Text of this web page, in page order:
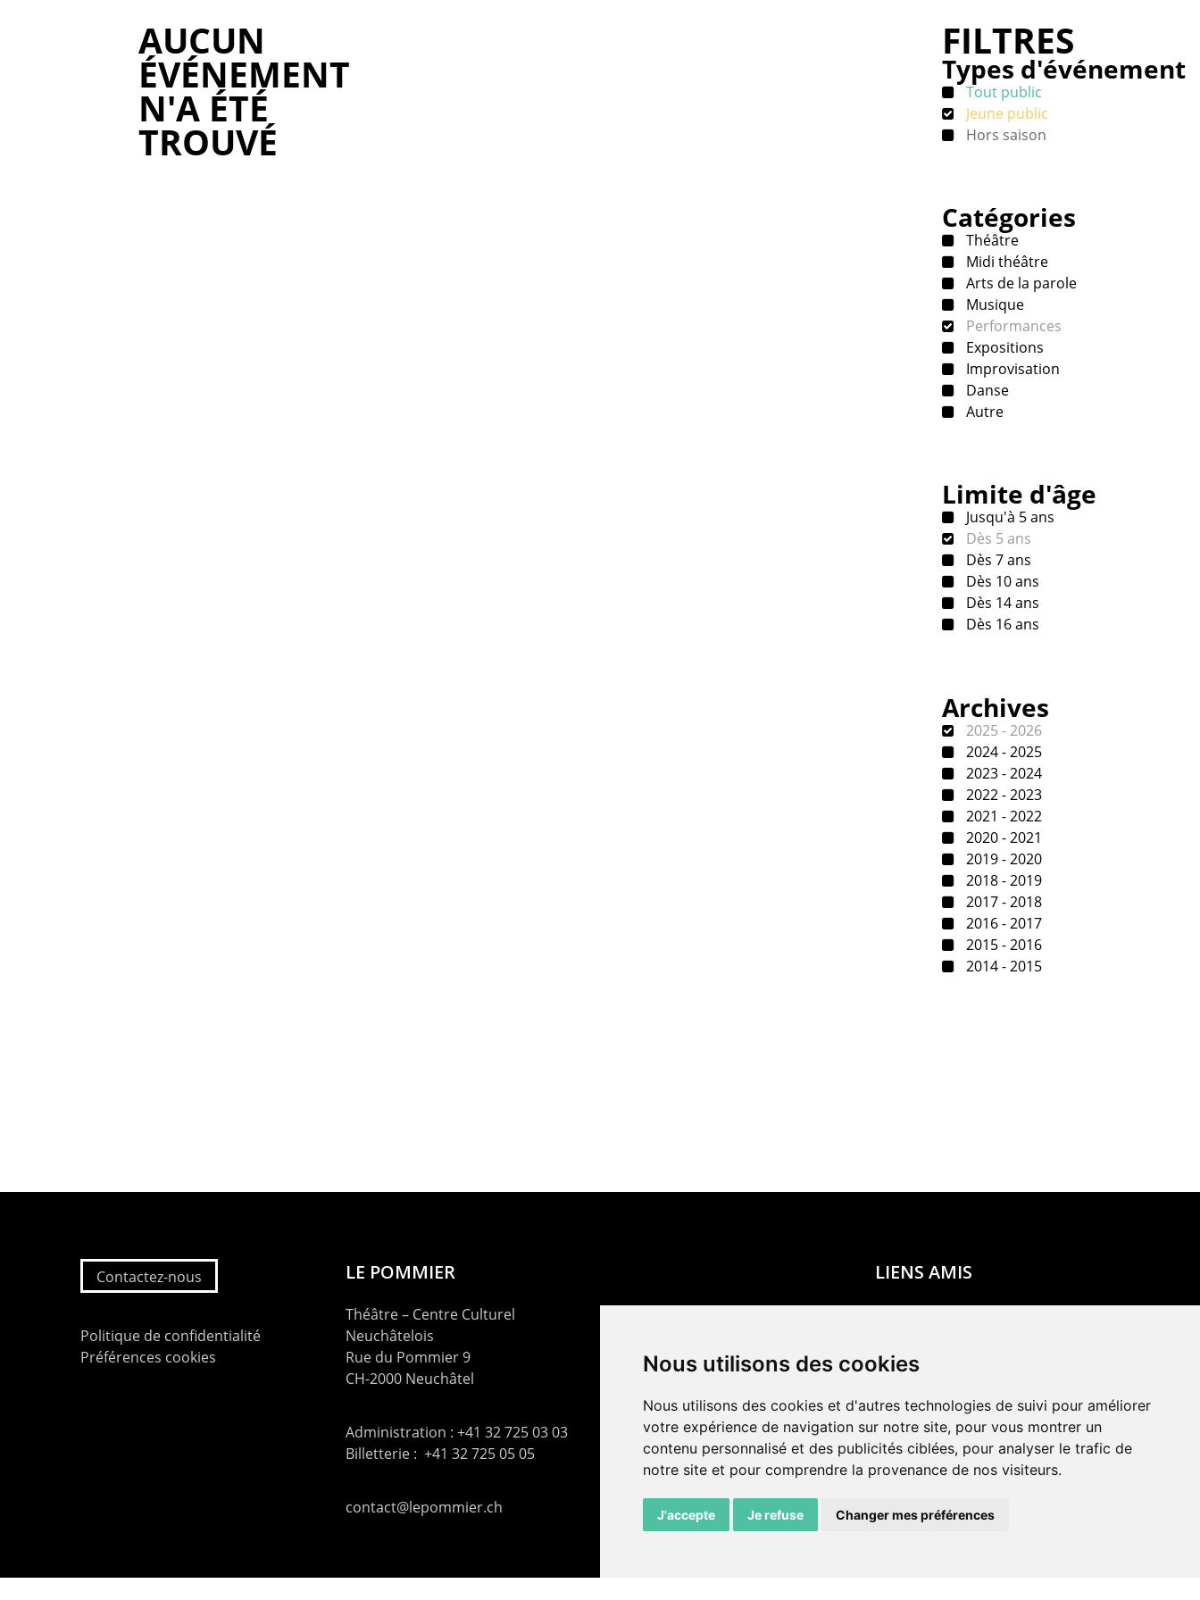
Nous utilisons des cookies
Nous utilisons des cookies et d'autres technologies de suivi pour améliorer
votre expérience de navigation sur notre site, pour vous montrer un
contenu personnalisé et des publicités ciblées, pour analyser le trafic de
notre site et pour comprendre la provenance de nos visiteurs.
J'accepte Je refuse Changer mes préférences
AUCUN
ÉVÉNEMENT
N'A ÉTÉ
TROUVÉ
FILTRES
Types d'événement
Tout public
Jeune public
Hors saison
Catégories
Théâtre
Midi théâtre
Arts de la parole
Musique
Performances
Expositions
Improvisation
Danse
Autre
Limite d'âge
Jusqu'à 5 ans
Dès 5 ans
Dès 7 ans
Dès 10 ans
Dès 14 ans
Dès 16 ans
Archives
2025 - 2026
2024 - 2025
2023 - 2024
2022 - 2023
2021 - 2022
2020 - 2021
2019 - 2020
2018 - 2019
2017 - 2018
2016 - 2017
2015 - 2016
2014 - 2015
Contactez-nous
Politique de confidentialité
Préférences cookies
LE POMMIER
Théâtre – Centre Culturel
Neuchâtelois
Rue du Pommier 9
CH-2000 Neuchâtel
Administration : +41 32 725 03 03
Billetterie : +41 32 725 05 05
contact@lepommier.ch
LIENS AMIS